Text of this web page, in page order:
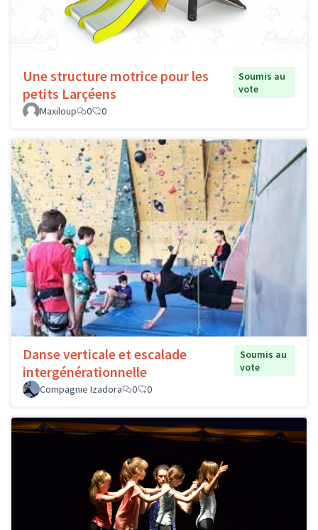
Une structure motrice pour les
petits Larçéens
Soumis au
vote
Maxiloup
0 0
Danse verticale et escalade
intergénérationnelle
Soumis au
vote
Compagnie Izadora
0 0